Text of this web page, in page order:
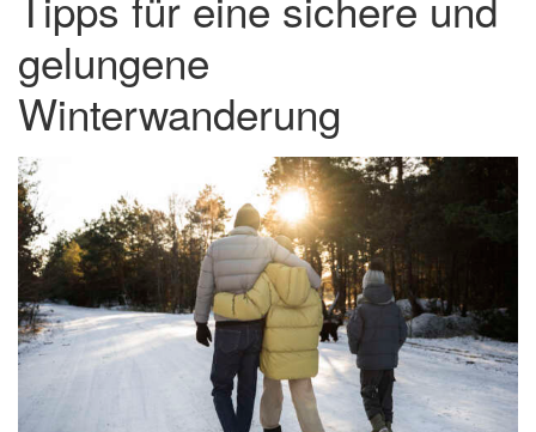
gelungene
Winterwanderung